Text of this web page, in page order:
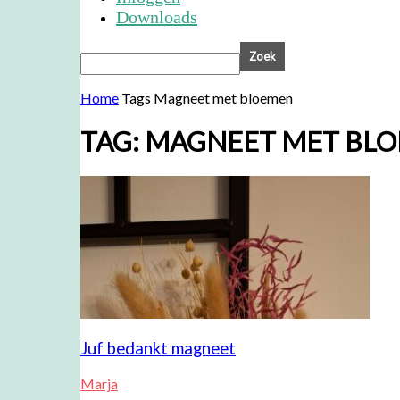
Downloads
Home Tags Magneet met bloemen
TAG: MAGNEET MET
Juf bedankt magneet
Marja